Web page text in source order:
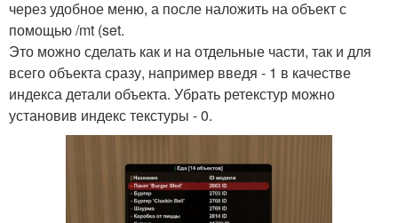
через удобное меню, а после наложить на объект с
помощью /mt (set.
Это можно сделать как и на отдельные части, так и для
всего объекта сразу, например введя - 1 в качестве
индекса детали объекта. Убрать ретекстур можно
установив индекс текстуры - 0.